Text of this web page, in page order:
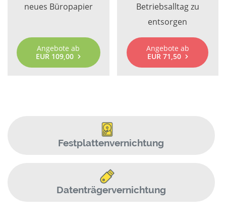
neues Büropapier
Angebote ab
EUR 109,00
Betriebsalltag zu
entsorgen
Angebote ab
EUR 71,50
Festplattenvernichtung
Datenträgervernichtung